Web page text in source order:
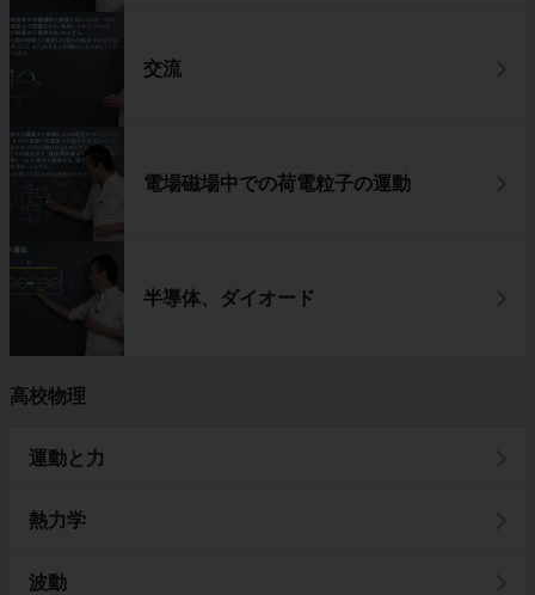
交流
電場磁場中での荷電粒子の運動
半導体、ダイオード
高校物理
運動と力
熱力学
波動